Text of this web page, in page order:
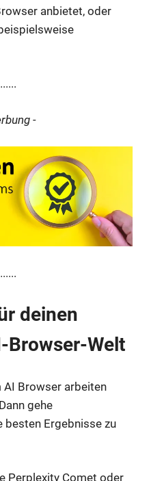
anbietet, oder
-
deinen
Browser-Welt
Browser arbeiten
gehe
besten Ergebnisse zu
Perplexity Comet oder